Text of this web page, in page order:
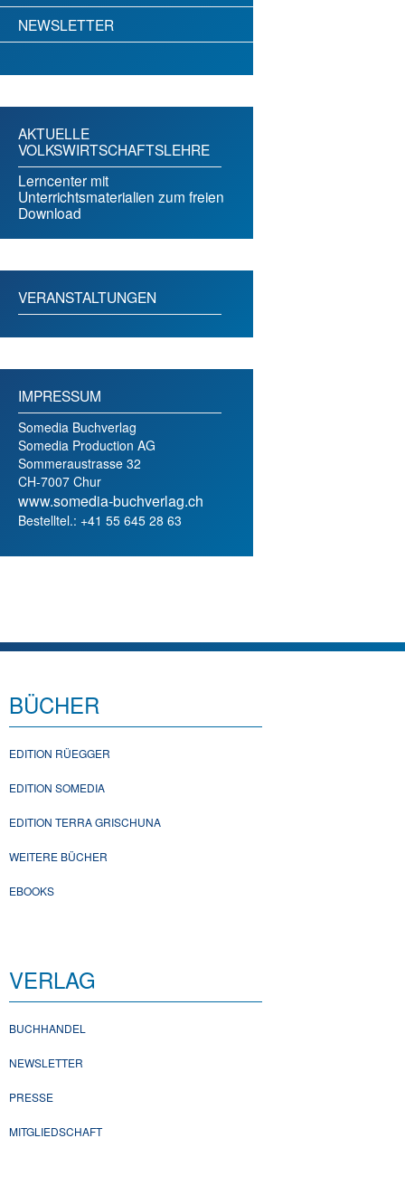
NEWSLETTER
AKTUELLE
VOLKSWIRTSCHAFTSLEHRE
Lerncenter mit
Unterrichtsmaterialien zum freien
Download
VERANSTALTUNGEN
IMPRESSUM
Somedia Buchverlag
Somedia Production AG
Sommeraustrasse 32
CH-7007 Chur
www.somedia-buchverlag.ch
Bestelltel.: +41 55 645 28 63
BÜCHER
EDITION RÜEGGER
EDITION SOMEDIA
EDITION TERRA GRISCHUNA
WEITERE BÜCHER
EBOOKS
VERLAG
BUCHHANDEL
NEWSLETTER
PRESSE
MITGLIEDSCHAFT